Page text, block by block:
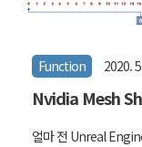
Function 2020.
얼마 전 Unreal